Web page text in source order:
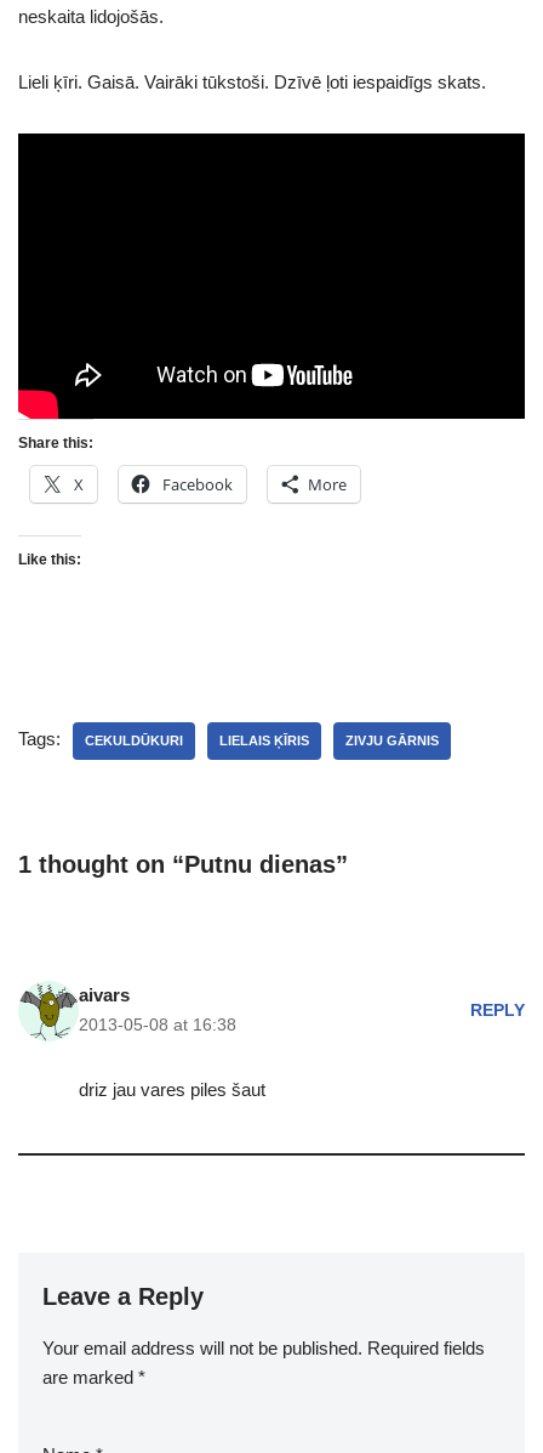
neskaita lidojošās.
Lieli ķīri. Gaisā. Vairāki tūkstoši. Dzīvē ļoti iespaidīgs skats.
Share this:
X Facebook More
Like this:
Tags: CEKULDŪKURI LIELAIS ĶĪRIS ZIVJU GĀRNIS
1 thought on “Putnu dienas”
aivars
2013-05-08 at 16:38
REPLY
driz jau vares piles šaut
Leave a Reply
Your email address will not be published. Required fields
are marked *